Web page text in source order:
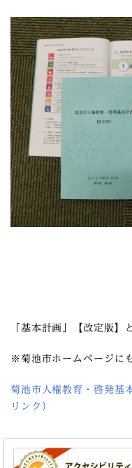
「基本計画」【改定版】
※菊池市ホームページに
菊池市人権教育・啓発基
リンク）